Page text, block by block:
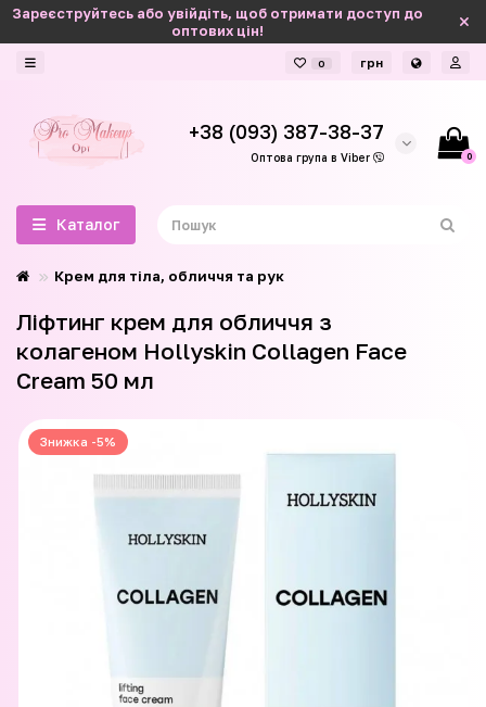
Зареєструйтесь або увійдіть, щоб отримати доступ до
оптових цін!
0 грн
+38 (093) 387-38-37
Оптова група в Viber 0
Каталог
Крем для тіла, обличчя та рук
Ліфтинг крем для обличчя з
колагеном Hollyskin Collagen Face
Cream 50 мл
Знижка -5%